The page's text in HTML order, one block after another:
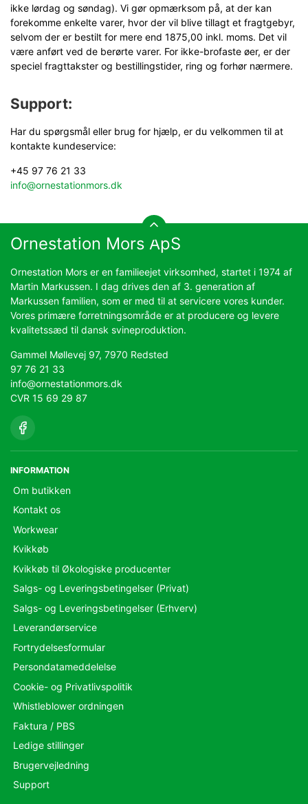
ikke lørdag og søndag). Vi gør opmærksom på, at der kan
forekomme enkelte varer, hvor der vil blive tillagt et fragtgebyr,
selvom der er bestilt for mere end 1875,00 inkl. moms. Det vil
være anført ved de berørte varer. For ikke-brofaste øer, er der
speciel fragttakster og bestillingstider, ring og forhør nærmere.
Support:
Har du spørgsmål eller brug for hjælp, er du velkommen til at
kontakte kundeservice:
+45 97 76 21 33
info@ornestationmors.dk
Ornestation Mors ApS
Ornestation Mors er en familieejet virksomhed, startet i 1974 af
Martin Markussen. I dag drives den af 3. generation af
Markussen familien, som er med til at servicere vores kunder.
Vores primære forretningsområde er at producere og levere
kvalitetssæd til dansk svineproduktion.
Gammel Møllevej 97, 7970 Redsted
97 76 21 33
info@ornestationmors.dk
CVR 15 69 29 87
INFORMATION
Om butikken
Kontakt os
Workwear
Kvikkøb
Kvikkøb til Økologiske producenter
Salgs- og Leveringsbetingelser (Privat)
Salgs- og Leveringsbetingelser (Erhverv)
Leverandørservice
Fortrydelsesformular
Persondatameddelelse
Cookie- og Privatlivspolitik
Whistleblower ordningen
Faktura / PBS
Ledige stillinger
Brugervejledning
Support